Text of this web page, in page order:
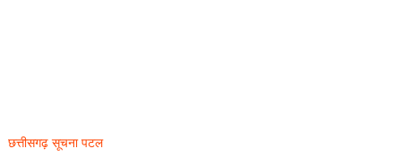
छत्तीसगढ़ सूचना पटल